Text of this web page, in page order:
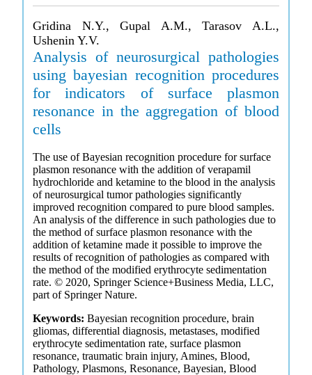
Gridina N.Y., Gupal A.M., Tarasov A.L.,
Ushenin Y.V.
Analysis of neurosurgical pathologies
using bayesian recognition procedures
for indicators of surface plasmon
resonance in the aggregation of blood
cells
The use of Bayesian recognition procedure for surface
plasmon resonance with the addition of verapamil
hydrochloride and ketamine to the blood in the analysis
of neurosurgical tumor pathologies significantly
improved recognition compared to pure blood samples.
An analysis of the difference in such pathologies due to
the method of surface plasmon resonance with the
addition of ketamine made it possible to improve the
results of recognition of pathologies as compared with
the method of the modified erythrocyte sedimentation
rate. © 2020, Springer Science+Business Media, LLC,
part of Springer Nature.
Keywords:Bayesian recognition procedure, brain
gliomas, differential diagnosis, metastases, modified
erythrocyte sedimentation rate, surface plasmon
resonance, traumatic brain injury, Amines, Blood,
Pathology, Plasmons, Resonance, Bayesian, Blood